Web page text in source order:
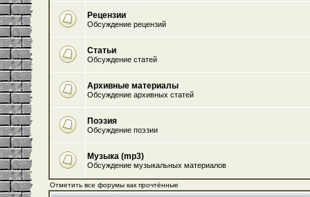
Рецензии
Обсуждение рецензий
Статьи
Обсуждение статей
Архивные материалы
Обсуждение архивных статей
Поэзия
Обсуждение поэзии
Музыка (mp3)
Обсуждение музыкальных материалов
Отметить все форумы как прочтённые